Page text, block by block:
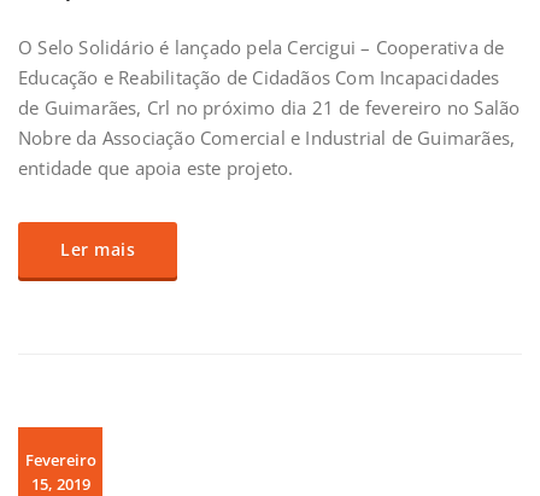
O Selo Solidário é lançado pela Cercigui – Cooperativa de
Educação e Reabilitação de Cidadãos Com Incapacidades
de Guimarães, Crl no próximo dia 21 de fevereiro no Salão
Nobre da Associação Comercial e Industrial de Guimarães,
entidade que apoia este projeto.
Ler mais
Fevereiro
15, 2019